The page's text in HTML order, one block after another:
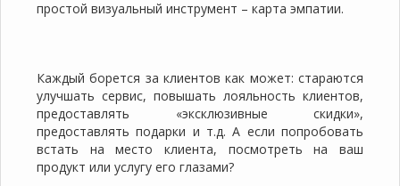
простой визуальный инструмент – карта эмпатии.
Каждый борется за клиентов как может: стараются
улучшать сервис, повышать лояльность клиентов,
предоставлять «эксклюзивные скидки»,
предоставлять подарки и т.д. А если попробовать
встать на место клиента, посмотреть на ваш
продукт или услугу его глазами?